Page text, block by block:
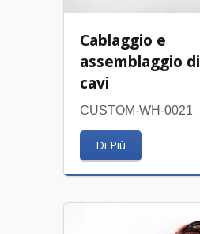
Cablaggio e
assemblaggio di
cavi
CUSTOM-WH-0021
Di Più